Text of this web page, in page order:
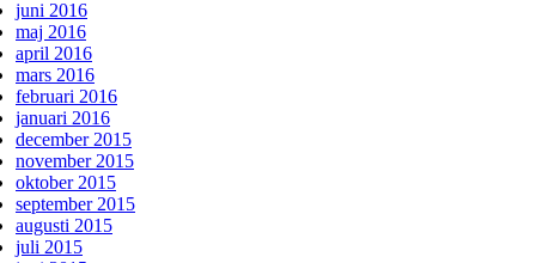
juni 2016
maj 2016
april 2016
mars 2016
februari 2016
januari 2016
december 2015
november 2015
oktober 2015
september 2015
augusti 2015
juli 2015